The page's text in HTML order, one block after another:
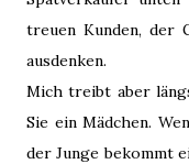
treuen Kunden, der
ausdenken.
Mich treibt aber
Sie ein Mädchen.
der Junge bekommt